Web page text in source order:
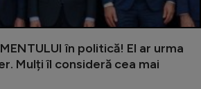
în politică! El ar urma
Mulți îl consideră cea mai